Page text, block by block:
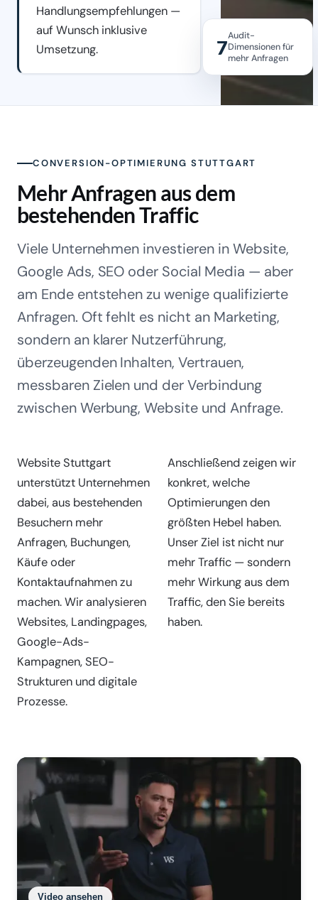
Handlungsempfehlungen —
auf Wunsch inklusive
Umsetzung.
7Audit-
Dimensionen für
mehr Anfragen
CONVERSION-OPTIMIERUNG STUTTGART
Mehr Anfragen aus dem
bestehenden Traffic
Viele Unternehmen investieren in Website,
Google Ads, SEO oder Social Media — aber
am Ende entstehen zu wenige qualifizierte
Anfragen. Oft fehlt es nicht an Marketing,
sondern an klarer Nutzerführung,
überzeugenden Inhalten, Vertrauen,
messbaren Zielen und der Verbindung
zwischen Werbung, Website und Anfrage.
Website Stuttgart
unterstützt Unternehmen
dabei, aus bestehenden
Besuchern mehr
Anfragen, Buchungen,
Käufe oder
Kontaktaufnahmen zu
machen. Wir analysieren
Websites, Landingpages,
Google-Ads-
Kampagnen, SEO-
Strukturen und digitale
Prozesse.
Anschließend zeigen wir
konkret, welche
Optimierungen den
größten Hebel haben.
Unser Ziel ist nicht nur
mehr Traffic — sondern
mehr Wirkung aus dem
Traffic, den Sie bereits
haben.
Video ansehen